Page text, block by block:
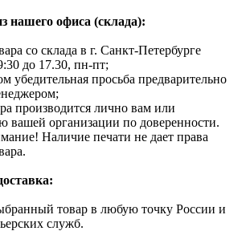
нашего офиса (склада):
со склада в г. Санкт-Петербурге
до 17.30, пн-пт;
убедительная просьба предварительно
производится лично вам или
вашей организации по доверенности.
Наличие печати не дает права
товар в любую точку России и
служб.